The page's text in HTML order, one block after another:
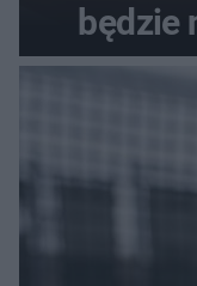
będzie